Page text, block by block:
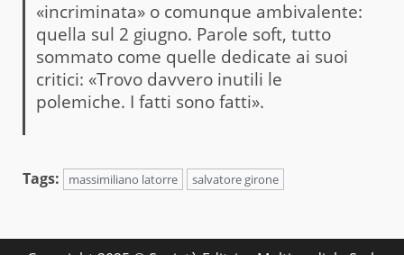
«incriminata» o comunque ambivalente:
quella sul 2 giugno. Parole soft, tutto
sommato come quelle dedicate ai suoi
critici: «Trovo davvero inutili le
polemiche. I fatti sono fatti».
Tags: massimiliano latorre salvatore girone